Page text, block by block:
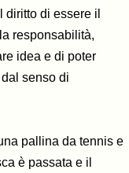
di essere il
responsabilità,
idea e di poter
senso di
pallina da tennis e
è passata e il